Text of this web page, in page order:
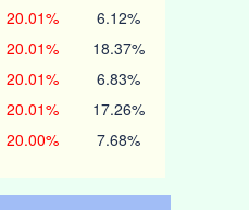
20.01% 6.12%
20.01% 18.37%
20.01% 6.83%
20.01% 17.26%
20.00% 7.68%